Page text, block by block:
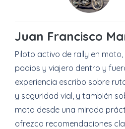
Juan Francisco
Piloto activo de rally en
podios y viajero dentro y
experiencia escribo sobre
y seguridad vial, y también
moto desde una mirada
ofrezco recomendaciones